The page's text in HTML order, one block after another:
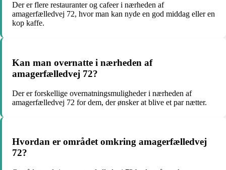
Der er flere restauranter og cafeer i nærheden af
amagerfælledvej 72, hvor man kan nyde en god middag eller en
kop kaffe.
Kan man overnatte i nærheden af
amagerfælledvej 72?
Der er forskellige overnatningsmuligheder i nærheden af
amagerfælledvej 72 for dem, der ønsker at blive et par nætter.
Hvordan er området omkring amagerfælledvej
72?